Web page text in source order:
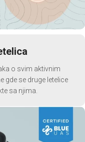
o svim aktivnim
gde se druge letelice
sa njima.